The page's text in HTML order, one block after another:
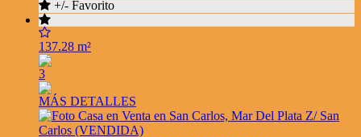
+/- Favorito
137.28 m²
3
MÁS DETALLES